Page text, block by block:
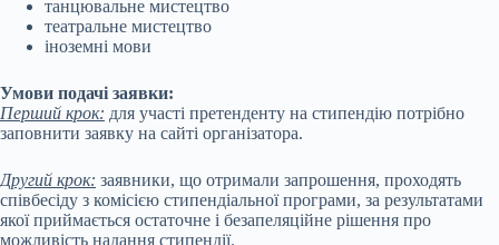
танцювальне мистецтво
театральне мистецтво
іноземні мови
Умови подачі заявки:
Перший крок: для участі претенденту на стипендію потрібно
заповнити заявку на сайті організатора.
Другий крок: заявники, що отримали запрошення, проходять
співбесіду з комісією стипендіальної програми, за результатами
якої приймається остаточне і безапеляційне рішення про
можливість надання стипендії.